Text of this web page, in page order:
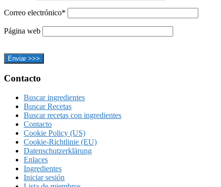
Correo electrónico*
Página web
Footer
Contacto
Buscar ingredientes
Buscar Recetas
Buscar recetas con ingredientes
Contacto
Cookie Policy (US)
Cookie-Richtlinie (EU)
Datenschutzerklärung
Enlaces
Ingredientes
Iniciar sesión